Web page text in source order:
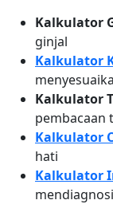
Kalkulator
ginjal
Kalkulator
Kalkulator
pembacaan
Kalkulator
hati
Kalkulator